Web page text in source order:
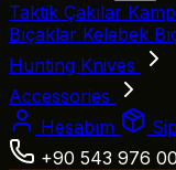
Taktik Çakılar
Bıçaklar Kelebek
Hunting Knives
Accessories
Hesabım
+90 543 976